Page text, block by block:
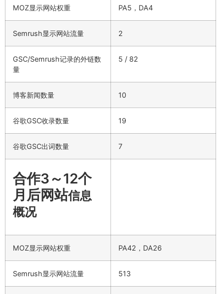
MOZ显示网站权重 PA5，DA4
Semrush显示网站流量 2
GSC/Semrush记录的外链数
量
5 / 82
博客新闻数量 10
谷歌GSC收录数量 19
谷歌GSC出词数量 7
合作3～12个
月后网站信息
概况
MOZ显示网站权重 PA42，DA26
Semrush显示网站流量 513